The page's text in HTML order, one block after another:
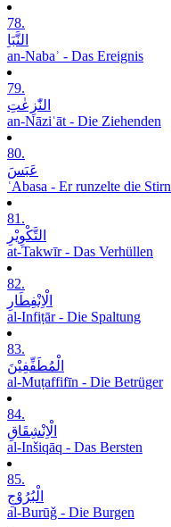
78.
النَّبَاِ
an-Nabaʾ - Das Ereignis
79.
النّٰزِعٰتِ
an-Nāziʿāt - Die Ziehenden
80.
عَبَسَ
ʿAbasa - Er runzelte die Stirn
81.
التَّکْوِیْرِ
at-Takwīr - Das Verhüllen
82.
الْاِنْفِطَارِ
al-Infiṭār - Die Spaltung
83.
الْمُطَفِّفِیْنَ
al-Muṭaffifīn - Die Betrüger
84.
الْاِنْشِقَاقِ
al-Inšiqāq - Das Bersten
85.
الْبُرُوْجِ
al-Burūǧ - Die Burgen